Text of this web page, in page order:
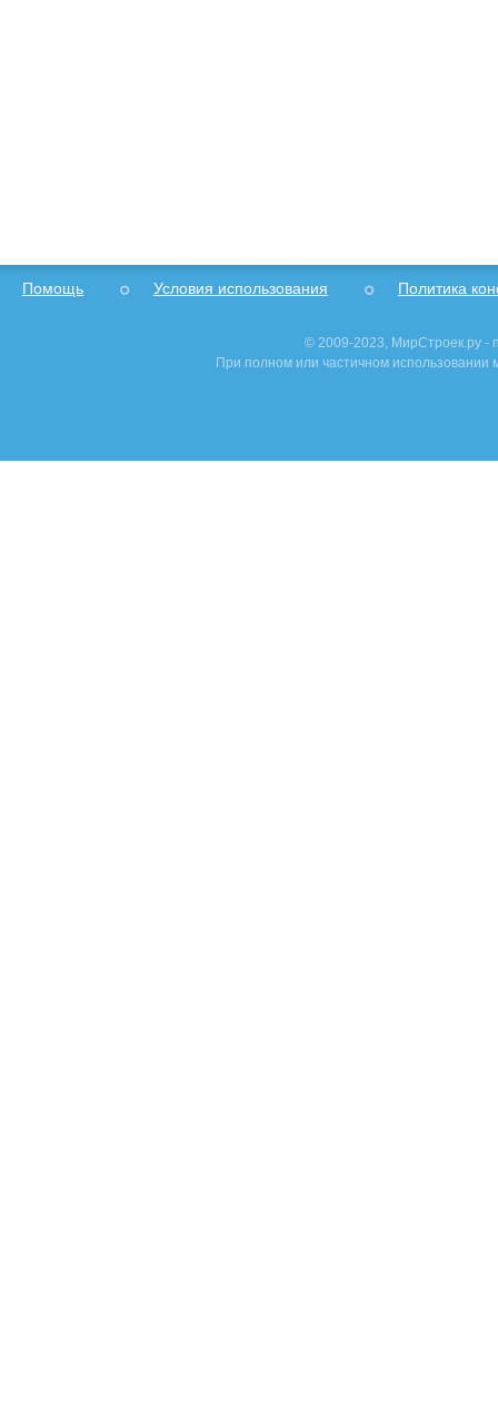
Помощь Условия использования Политика
© 2009-2023, МирСтроек.ру -
При полном или частичном использовании